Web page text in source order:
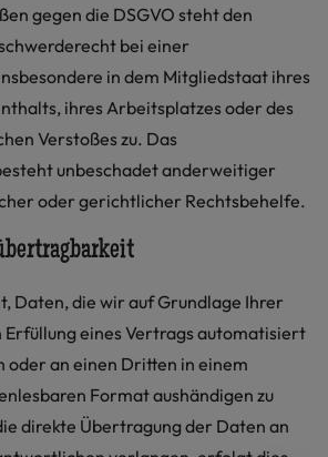
gegen die DSGVO steht den
bei einer
in dem Mitgliedstaat ihres
ihres Arbeitsplatzes oder des
Verstoßes zu. Das
unbeschadet anderweitiger
oder gerichtlicher Rechtsbehelfe.
Daten, die wir auf Grundlage Ihrer
Erfüllung eines Vertrags automatisiert
oder an einen Dritten in einem
Format aushändigen zu
direkte Übertragung der Daten an